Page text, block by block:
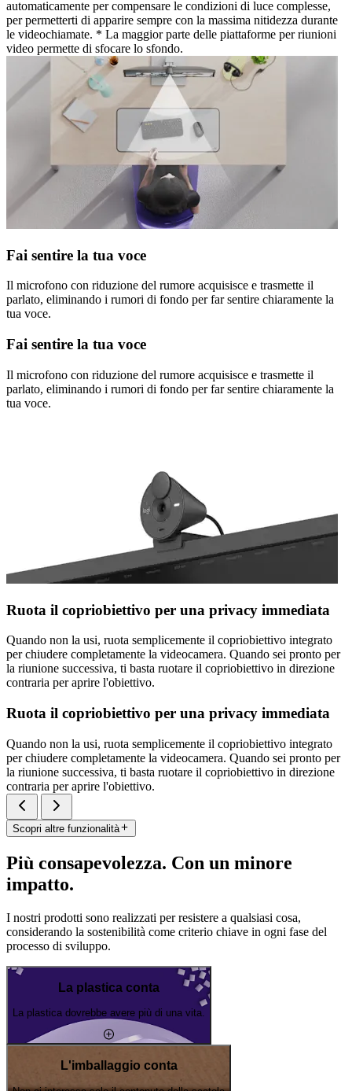
automaticamente per compensare le condizioni di luce complesse,
per permetterti di apparire sempre con la massima nitidezza durante
le videochiamate. * La maggior parte delle piattaforme per riunioni
video permette di sfocare lo sfondo.
Fai sentire la tua voce
Il microfono con riduzione del rumore acquisisce e trasmette il
parlato, eliminando i rumori di fondo per far sentire chiaramente la
tua voce.
Fai sentire la tua voce
Il microfono con riduzione del rumore acquisisce e trasmette il
parlato, eliminando i rumori di fondo per far sentire chiaramente la
tua voce.
Ruota il copriobiettivo per una privacy immediata
Quando non la usi, ruota semplicemente il copriobiettivo integrato
per chiudere completamente la videocamera. Quando sei pronto per
la riunione successiva, ti basta ruotare il copriobiettivo in direzione
contraria per aprire l'obiettivo.
Ruota il copriobiettivo per una privacy immediata
Quando non la usi, ruota semplicemente il copriobiettivo integrato
per chiudere completamente la videocamera. Quando sei pronto per
la riunione successiva, ti basta ruotare il copriobiettivo in direzione
contraria per aprire l'obiettivo.
Scopri altre funzionalità
Più consapevolezza. Con un minore
impatto.
I nostri prodotti sono realizzati per resistere a qualsiasi cosa,
considerando la sostenibilità come criterio chiave in ogni fase del
processo di sviluppo.
La plastica conta
La plastica dovrebbe avere più di una vita.
L'imballaggio conta